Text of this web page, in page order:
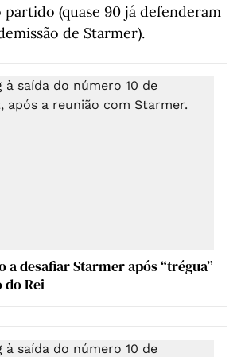
(quase 90 já defenderam
de Starmer).
a desafiar Starmer após “trégua”
do Rei